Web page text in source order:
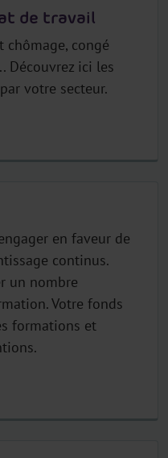
de travail
chômage, congé
Découvrez ici les
votre secteur.
en faveur de
continus.
un nombre
Votre fonds
formations et